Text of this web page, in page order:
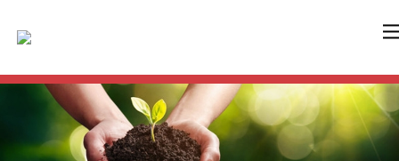
跳到內容（按輸入鍵）